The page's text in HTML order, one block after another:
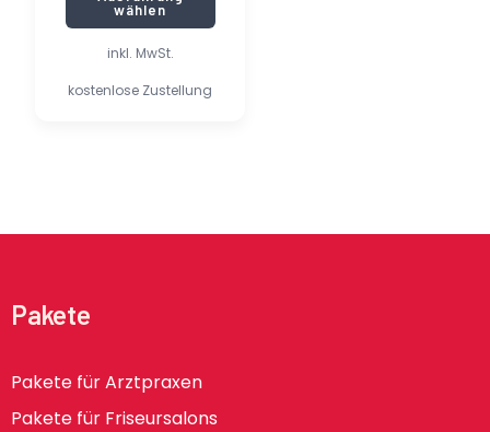
inkl. MwSt.
kostenlose Zustellung
wählen
Pakete
Pakete für Arztpraxen
Pakete für Friseursalons